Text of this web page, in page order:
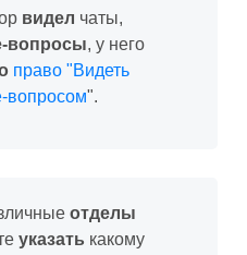
видел чаты,
вопросы, у него
право "Видеть
вопросом".
отделы
указать какому